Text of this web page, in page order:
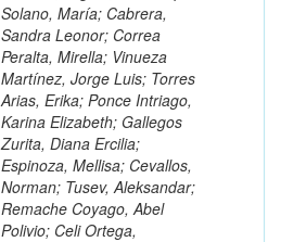
Solano, María; Cabrera,
Sandra Leonor; Correa
Peralta, Mirella; Vinueza
Martínez, Jorge Luis; Torres
Arias, Erika; Ponce Intriago,
Karina Elizabeth; Gallegos
Zurita, Diana Ercilia;
Espinoza, Mellisa; Cevallos,
Norman; Tusev, Aleksandar;
Remache Coyago, Abel
Polivio; Celi Ortega,